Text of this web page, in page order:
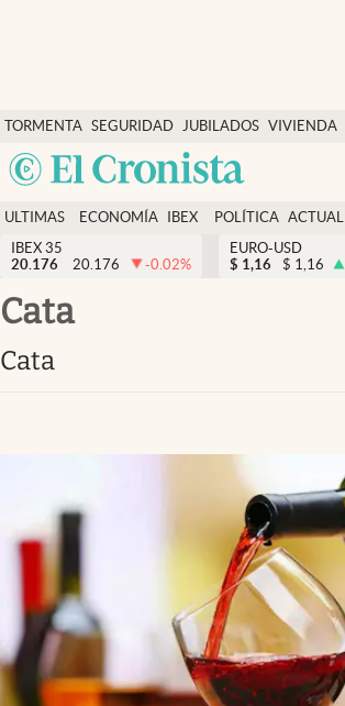
TORMENTA SEGURIDAD
SOCIAL
JUBILADOS VIVIENDA
Economía y finanzas
Política
Actualidad
Criptomonedas
ULTIMAS
NOTICIAS
ECONOMÍA
FINANZAS
IBEX
EURO
POLÍTICA
IBEX 35
20.176
20.176 -0.02%
EURO-USD
$ 1,16 $ 1,16
cata
cata